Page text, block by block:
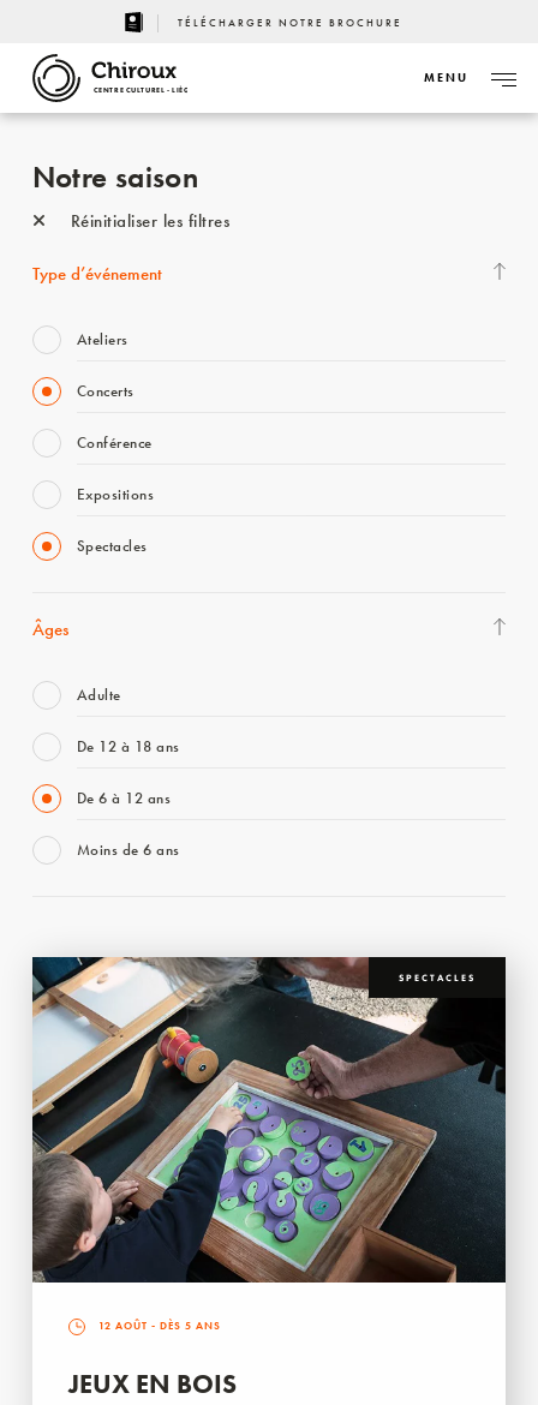
TÉLÉCHARGER NOTRE BROCHURE
CENTRE CULTUREL - LIÈGE
MENU
Notre saison
Réinitialiser les filtres
Type d’événement
Ateliers
Concerts
Conférence
Expositions
Spectacles
Âges
Adulte
De 12 à 18 ans
De 6 à 12 ans
Moins de 6 ans
SPECTACLES
12 AOÛT - DÈS 5 ANS
JEUX EN BOIS